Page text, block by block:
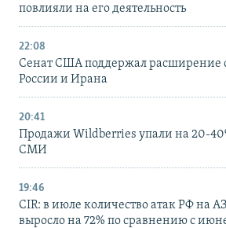
повлияли на его деятельность
22:08
Сенат США поддержал расширение
России и Ирана
20:41
Продажи Wildberries упали на 20-
СМИ
19:46
CIR: в июле количество атак РФ на
выросло на 72% по сравнению с